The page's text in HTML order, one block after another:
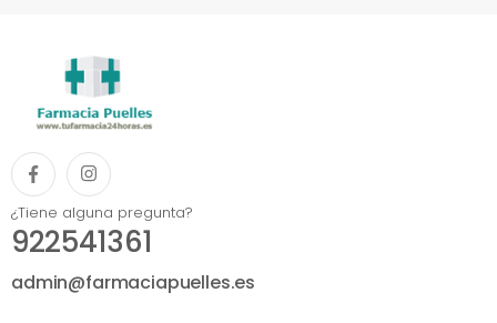
¿Tiene alguna pregunta?
922541361
admin@farmaciapuelles.es